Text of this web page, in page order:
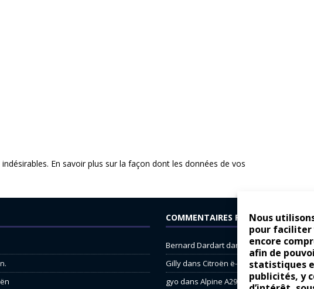
Nous
pour faciliter
encore
afin de
statistiques
publicités, y
En savoir plus sur la façon dont les données de vos
COMMENTAIRES RÉCENTS
Bernard Dardartdans
Dacia Sandero :
Gillydans Citroën ë-C3 : la révolution a
gyo dans Alpine A290 : L’irrésistible